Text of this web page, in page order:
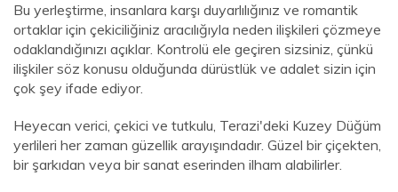
Bu yerleştirme, insanlara karşı duyarlılığınız ve romantik
ortaklar için çekiciliğiniz aracılığıyla neden ilişkileri çözmeye
odaklandığınızı açıklar. Kontrolü ele geçiren sizsiniz, çünkü
ilişkiler söz konusu olduğunda dürüstlük ve adalet sizin için
çok şey ifade ediyor.
Heyecan verici, çekici ve tutkulu, Terazi'deki Kuzey Düğüm
yerlileri her zaman güzellik arayışındadır. Güzel bir çiçekten,
bir şarkıdan veya bir sanat eserinden ilham alabilirler.